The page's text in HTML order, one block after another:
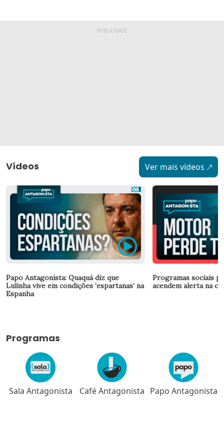
Vídeos Ver mais vídeos
Papo Antagonista: Quaquá diz que
Lulinha vive em condições ‘espartanas’ na
Espanha
Programas sociais
acendem alerta na
Programas
Café Antagonista Papo Antagonista
Meio-dia em